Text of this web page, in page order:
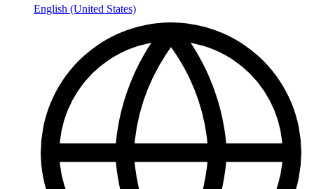
English (United States)